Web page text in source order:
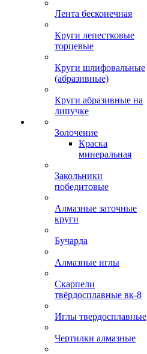
Лента бесконечная
Круги лепестковые
торцевые
Круги шлифовальные
(абразивные)
Круги абразивные на
липучке
Золочение
Краска
минеральная
Закольники
победитовые
Алмазные заточные
круги
Бучарда
Алмазные иглы
Скарпели
твёрдосплавные вк-8
Иглы твердосплавные
Чертилки алмазные